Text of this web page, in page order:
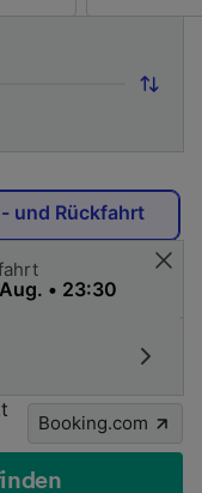
und Rückfahrt
Booking.com